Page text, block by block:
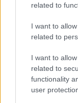
related to
I want to
related to
I want to
related to
functionality
user